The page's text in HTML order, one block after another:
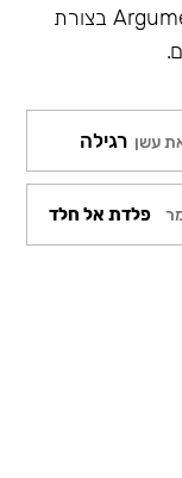
מסדרה Fibonacci ונרגילות חדשות Argument בצורת
עשן רגילה
פלדת אל חלד